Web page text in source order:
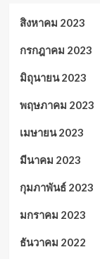
สิงหาคม 2023
กรกฎาคม 2023
มิถุนายน 2023
พฤษภาคม 2023
เมษายน 2023
มีนาคม 2023
กุมภาพันธ์ 2023
มกราคม 2023
ธันวาคม 2022